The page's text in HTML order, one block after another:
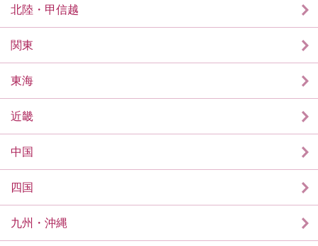
北陸・甲信越
関東
東海
近畿
中国
四国
九州・沖縄